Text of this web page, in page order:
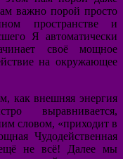
важно порой просто
пространстве и
Я автоматически
своё мощное
на окружающее
как внешняя энергия
выравнивается,
словом, «приходит в
Чудодейственная
не всё! Далее мы